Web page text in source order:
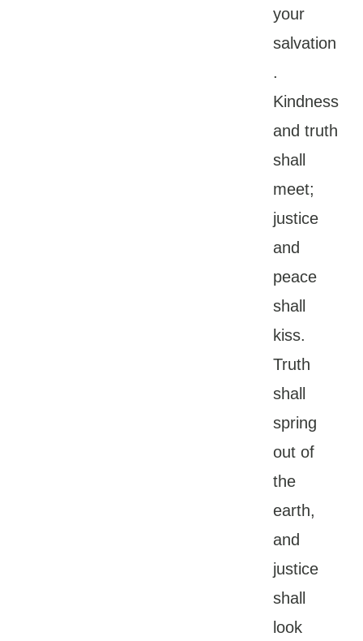
your
salvation
.
Kindness
and truth
shall
meet;
justice
and
peace
shall
kiss.
Truth
shall
spring
out of
the
earth,
and
justice
shall
look